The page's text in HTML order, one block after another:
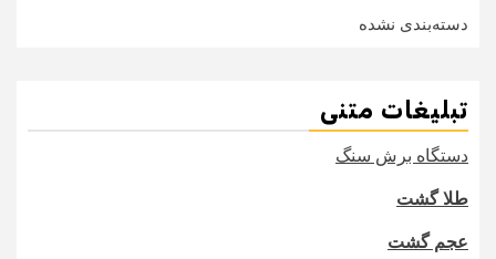
دسته‌بندی نشده
تبلیغات متنی
دستگاه برش سنگ
طلا گشت
عجم گشت